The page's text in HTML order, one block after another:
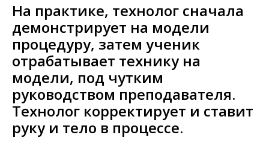
На практике, технолог сначала
демонстрирует на модели
процедуру, затем ученик
отрабатывает технику на
модели, под чутким
руководством преподавателя.
Технолог корректирует и ставит
руку и тело в процессе.